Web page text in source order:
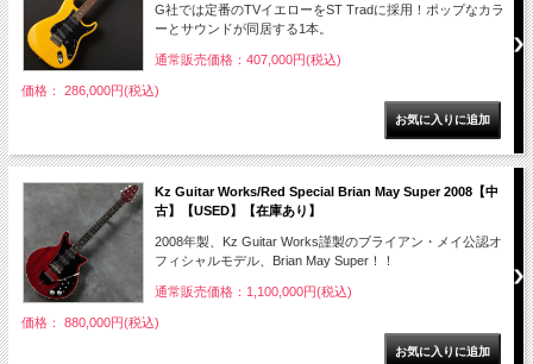
G社では定番のTVイエローをST Tradに採用！ポップなカラ
ーとサウンドが同居する1本。
通常販売価格：407,000円(税込)
価格： 286,000円(税込)
Kz Guitar Works/Red Special Brian May Super 2008【中
古】【USED】【在庫あり】
2008年製、Kz Guitar Works謹製のブライアン・メイ公認オ
フィシャルモデル、Brian May Super！！
通常販売価格：1,100,000円(税込)
価格： 880,000円(税込)